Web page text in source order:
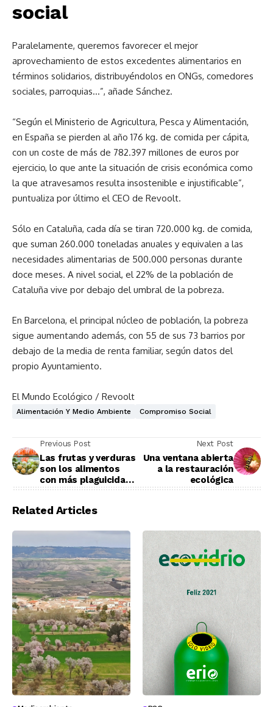
social
Paralelamente, queremos favorecer el mejor
aprovechamiento de estos excedentes alimentarios en
términos solidarios, distribuyéndolos en ONGs, comedores
sociales, parroquias…”, añade Sánchez.
“Según el Ministerio de Agricultura, Pesca y Alimentación,
en España se pierden al año 176 kg. de comida per cápita,
con un coste de más de 782.397 millones de euros por
ejercicio, lo que ante la situación de crisis económica como
la que atravesamos resulta insostenible e injustificable”,
puntualiza por último el CEO de Revoolt.
Sólo en Cataluña, cada día se tiran 720.000 kg. de comida,
que suman 260.000 toneladas anuales y equivalen a las
necesidades alimentarias de 500.000 personas durante
doce meses. A nivel social, el 22% de la población de
Cataluña vive por debajo del umbral de la pobreza.
En Barcelona, el principal núcleo de población, la pobreza
sigue aumentando además, con 55 de sus 73 barrios por
debajo de la media de renta familiar, según datos del
propio Ayuntamiento.
El Mundo Ecológico / Revoolt
Alimentación Y Medio Ambiente Compromiso Social
Previous Post
Las frutas y verduras
son los alimentos
con más plaguicidas
Next Post
Una ventana abierta
a la restauración
ecológica
Related Articles